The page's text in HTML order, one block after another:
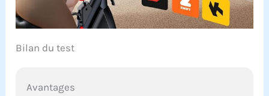
Bilan du test
Avantages